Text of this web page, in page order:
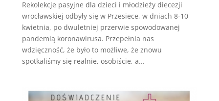
Rekolekcje pasyjne dla dzieci i młodzieży diecezji
wrocławskiej odbyły się w Przesiece, w dniach 8-10
kwietnia, po dwuletniej przerwie spowodowanej
pandemią koronawirusa. Przepełnia nas
wdzięczność, że było to możliwe, że znowu
spotkaliśmy się realnie, osobiście, a...